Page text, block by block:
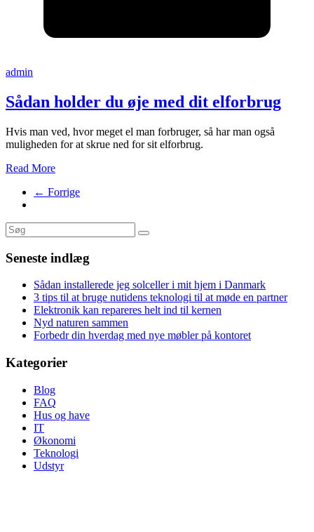
admin
Sådan holder du øje med dit elforbrug
Hvis man ved, hvor meget el man forbruger, så har man også
muligheden for at skrue ned for sit elforbrug.
Read More
← Forrige
Seneste indlæg
Sådan installerede jeg solceller i mit hjem i Danmark
3 tips til at bruge nutidens teknologi til at møde en partner
Elektronik kan repareres helt ind til kernen
Nyd naturen sammen
Forbedr din hverdag med nye møbler på kontoret
Kategorier
Blog
FAQ
Hus og have
IT
Økonomi
Teknologi
Udstyr